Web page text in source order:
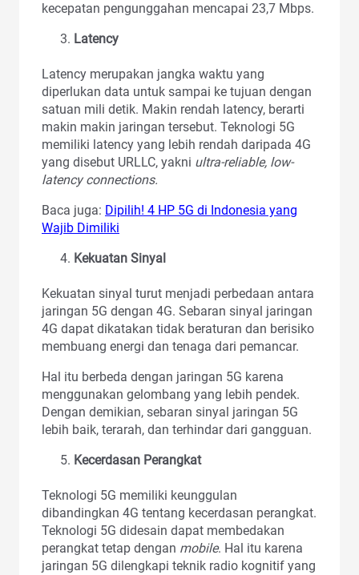
kecepatan pengunggahan mencapai 23,7 Mbps.
Latency
Latency merupakan jangka waktu yang
diperlukan data untuk sampai ke tujuan dengan
satuan mili detik. Makin rendah latency, berarti
makin makin jaringan tersebut. Teknologi 5G
memiliki latency yang lebih rendah daripada 4G
yang disebut URLLC, yakni ultra-reliable, low-
latency connections.
Baca juga: Dipilih! 4 HP 5G di Indonesia yang
Wajib Dimiliki
Kekuatan Sinyal
Kekuatan sinyal turut menjadi perbedaan antara
jaringan 5G dengan 4G. Sebaran sinyal jaringan
4G dapat dikatakan tidak beraturan dan berisiko
membuang energi dan tenaga dari pemancar.
Hal itu berbeda dengan jaringan 5G karena
menggunakan gelombang yang lebih pendek.
Dengan demikian, sebaran sinyal jaringan 5G
lebih baik, terarah, dan terhindar dari gangguan.
Kecerdasan Perangkat
Teknologi 5G memiliki keunggulan
dibandingkan 4G tentang kecerdasan perangkat.
Teknologi 5G didesain dapat membedakan
perangkat tetap dengan mobile. Hal itu karena
jaringan 5G dilengkapi teknik radio kognitif yang